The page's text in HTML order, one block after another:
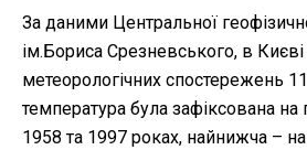
За даними Центральної
ім.Бориса Срезневського, в
метеорологічних спостережень
температура була зафіксована на
1958 та 1997 роках, найнижча –